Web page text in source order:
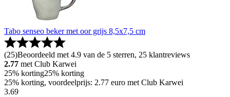
Tabo senseo beker met oor grijs 8,5x7,5 cm
(25)Beoordeeld met 4.9 van de 5 sterren, 25 klantreviews
2.77 met Club Karwei
25% korting25% korting
25% korting, voordeelprijs: 2.77 euro met Club Karwei
3.69